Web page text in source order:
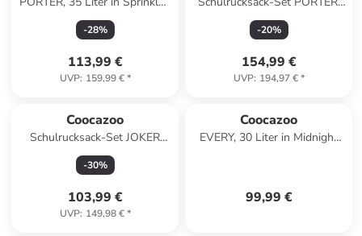
Candy
-28%
113,99 €
UVP: 159,99 €*
Trinkflasche COLOUR UP in
Pink
-20%
154,99 €
UVP: 194,97 €*
Coocazoo
Schulrucksack-Set JOKER
Tropical Night Geldbörse in
Blau
-30%
103,99 €
UVP: 149,98 €*
Coocazoo
EVERY, 30 Liter in Midnight
99,99 €